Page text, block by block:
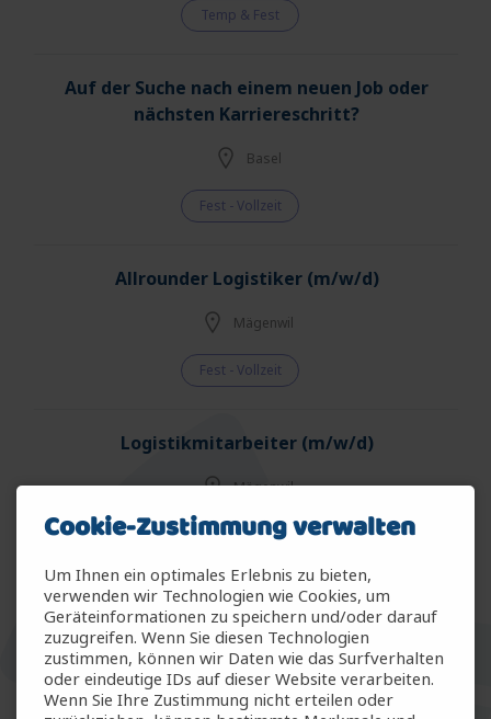
Temp & Fest
Auf der Suche nach einem neuen Job oder
nächsten Karriereschritt?
Basel
Fest - Vollzeit
Allrounder Logistiker (m/w/d)
Mägenwil
Fest - Vollzeit
Logistikmitarbeiter (m/w/d)
Mägenwil
Fest - Vollzeit
Mitarbeiter Warenein-/ausgang (m/w/d)
Mägenwil
Fest - Vollzeit
Cookie-Zustimmung verwalten
Um Ihnen ein optimales Erlebnis zu bieten,
verwenden wir Technologien wie Cookies, um
Geräteinformationen zu speichern und/oder darauf
zuzugreifen. Wenn Sie diesen Technologien
zustimmen, können wir Daten wie das Surfverhalten
oder eindeutige IDs auf dieser Website verarbeiten.
Wenn Sie Ihre Zustimmung nicht erteilen oder